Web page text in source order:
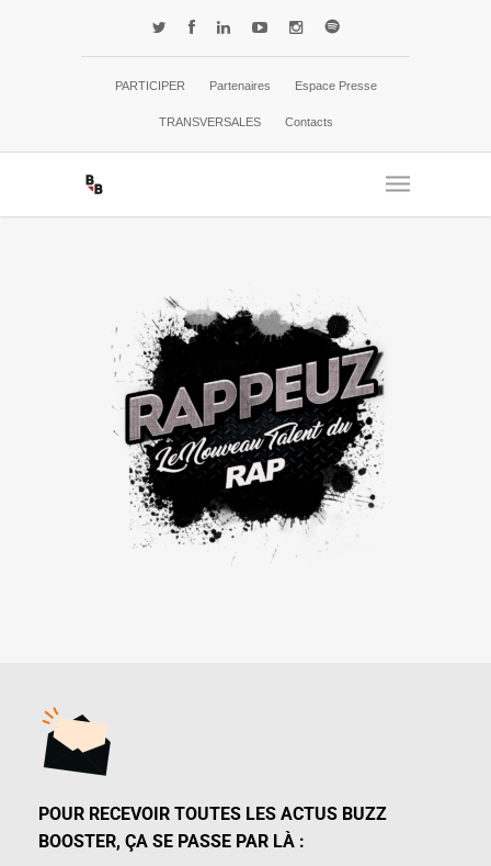
PARTICIPER Partenaires Espace Presse
TRANSVERSALES Contacts
POUR RECEVOIR TOUTES LES ACTUS BUZZ
BOOSTER, ÇA SE PASSE PAR LÀ :